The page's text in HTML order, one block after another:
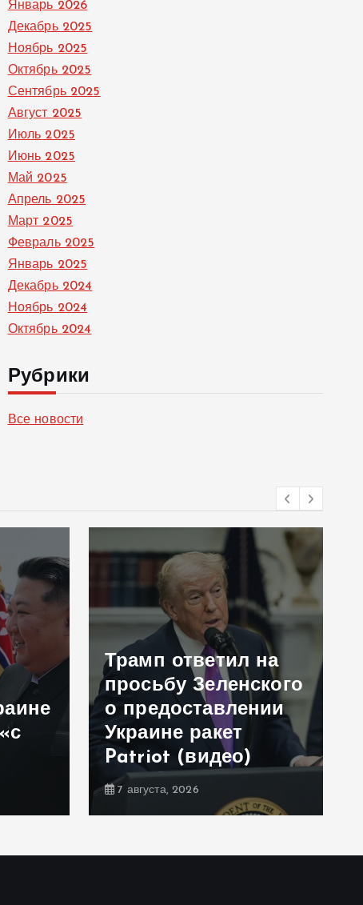
Январь 2026
Декабрь 2025
Ноябрь 2025
Октябрь 2025
Сентябрь 2025
Август 2025
Июль 2025
Июнь 2025
Май 2025
Апрель 2025
Март 2025
Февраль 2025
Январь 2025
Декабрь 2024
Ноябрь 2024
Октябрь 2024
Рубрики
Все новости
Трамп ответил на
просьбу Зеленского
о предоставлении
Украине ракет
Patriot (видео)
7 августа, 2026